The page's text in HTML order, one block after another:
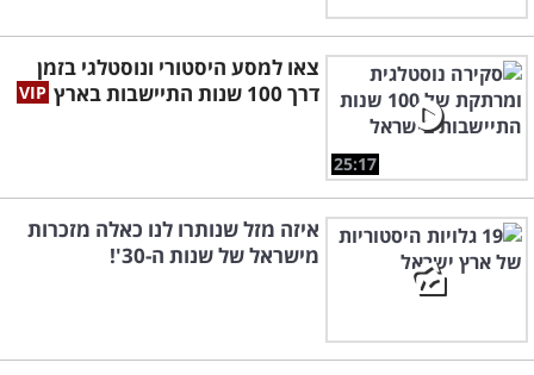
25:17
צאו למסע היסטורי ונוסטלגי בזמן
דרך 100 שנות התיישבות בארץ
איזה מזל שנותרו לנו כאלה מזכרות
מישראל של שנות ה-30'!